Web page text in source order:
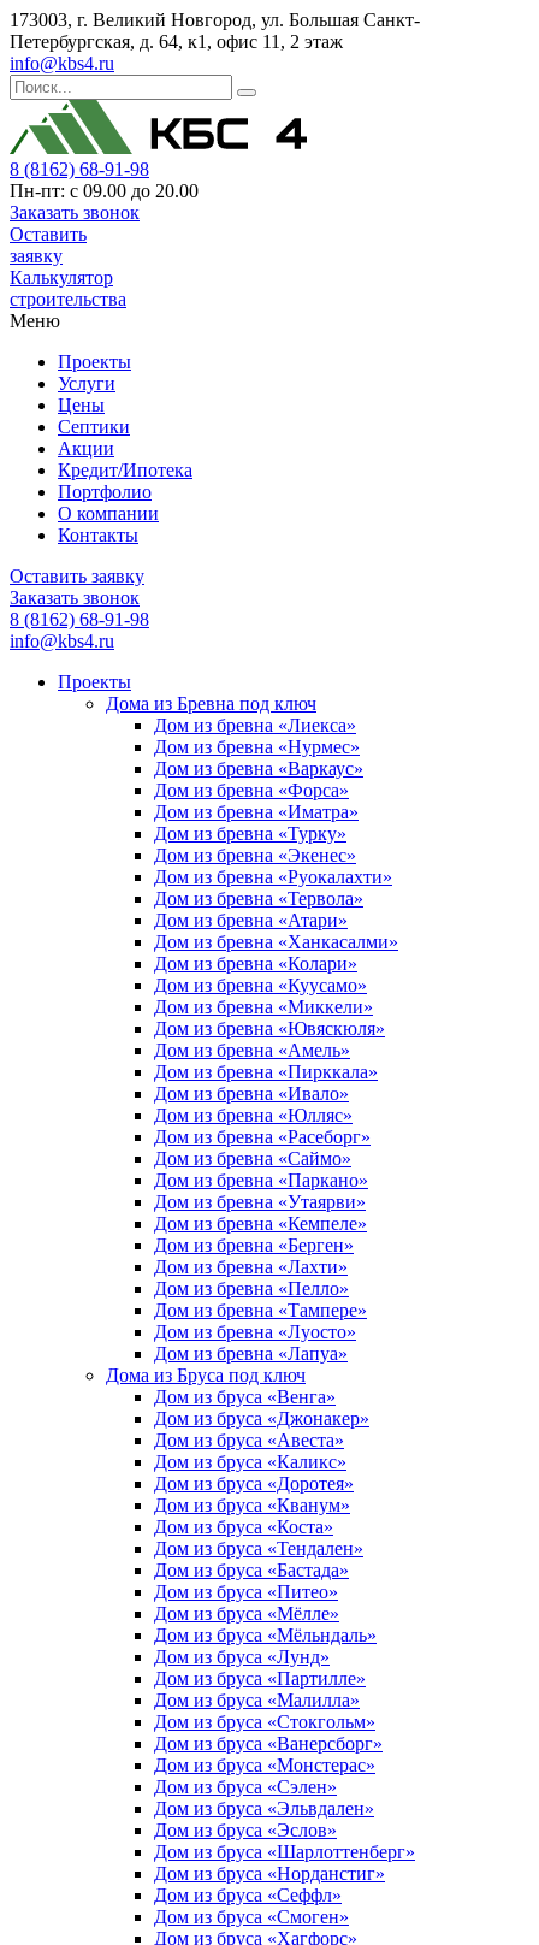
173003, г. Великий Новгород, ул. Большая Санкт-
Петербургская, д. 64, к1, офис 11, 2 этаж
info@kbs4.ru
8 (8162) 68-91-98
Пн-пт: с 09.00 до 20.00
Заказать звонок
Оставить
заявку
Калькулятор
строительства
Меню
Проекты
Услуги
Цены
Септики
Акции
Кредит/Ипотека
Портфолио
О компании
Контакты
Оставить заявку
Заказать звонок
8 (8162) 68-91-98
info@kbs4.ru
Проекты
Дома из Бревна под ключ
Дом из бревна «Лиекса»
Дом из бревна «Нурмес»
Дом из бревна «Варкаус»
Дом из бревна «Форса»
Дом из бревна «Иматра»
Дом из бревна «Турку»
Дом из бревна «Экенес»
Дом из бревна «Руокалахти»
Дом из бревна «Тервола»
Дом из бревна «Атари»
Дом из бревна «Ханкасалми»
Дом из бревна «Колари»
Дом из бревна «Куусамо»
Дом из бревна «Миккели»
Дом из бревна «Ювяскюля»
Дом из бревна «Амель»
Дом из бревна «Пирккала»
Дом из бревна «Ивало»
Дом из бревна «Юлляс»
Дом из бревна «Расеборг»
Дом из бревна «Саймо»
Дом из бревна «Паркано»
Дом из бревна «Утаярви»
Дом из бревна «Кемпеле»
Дом из бревна «Берген»
Дом из бревна «Лахти»
Дом из бревна «Пелло»
Дом из бревна «Тампере»
Дом из бревна «Луосто»
Дом из бревна «Лапуа»
Дома из Бруса под ключ
Дом из бруса «Венга»
Дом из бруса «Джонакер»
Дом из бруса «Авеста»
Дом из бруса «Каликс»
Дом из бруса «Доротея»
Дом из бруса «Кванум»
Дом из бруса «Коста»
Дом из бруса «Тендален»
Дом из бруса «Бастада»
Дом из бруса «Питео»
Дом из бруса «Мёлле»
Дом из бруса «Мёльндаль»
Дом из бруса «Лунд»
Дом из бруса «Партилле»
Дом из бруса «Малилла»
Дом из бруса «Стокгольм»
Дом из бруса «Ванерсборг»
Дом из бруса «Монстерас»
Дом из бруса «Сэлен»
Дом из бруса «Эльвдален»
Дом из бруса «Эслов»
Дом из бруса «Шарлоттенберг»
Дом из бруса «Норданстиг»
Дом из бруса «Сеффл»
Дом из бруса «Смоген»
Дом из бруса «Хагфорс»